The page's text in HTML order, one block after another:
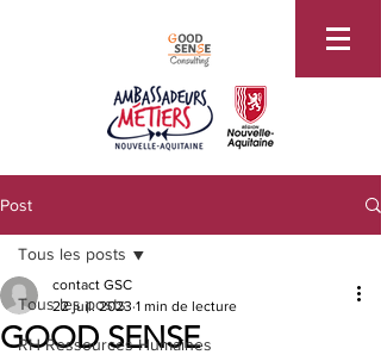
Post
Tous les posts
RH Ressources Humaines
Tous les posts
GOOD SENSE
contact GSC
22 juil. 2023 1 min de lecture